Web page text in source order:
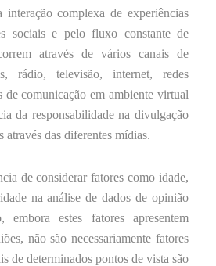
complexa de experiências
sociais e pelo fluxo constante de
através de vários canais de
rádio, televisão, internet, redes
de comunicação em ambiente virtual
da responsabilidade na divulgação
através das diferentes mídias.
de considerar fatores como idade,
na análise de dados de opinião
embora estes fatores apresentem
não são necessariamente fatores
de determinados pontos de vista são